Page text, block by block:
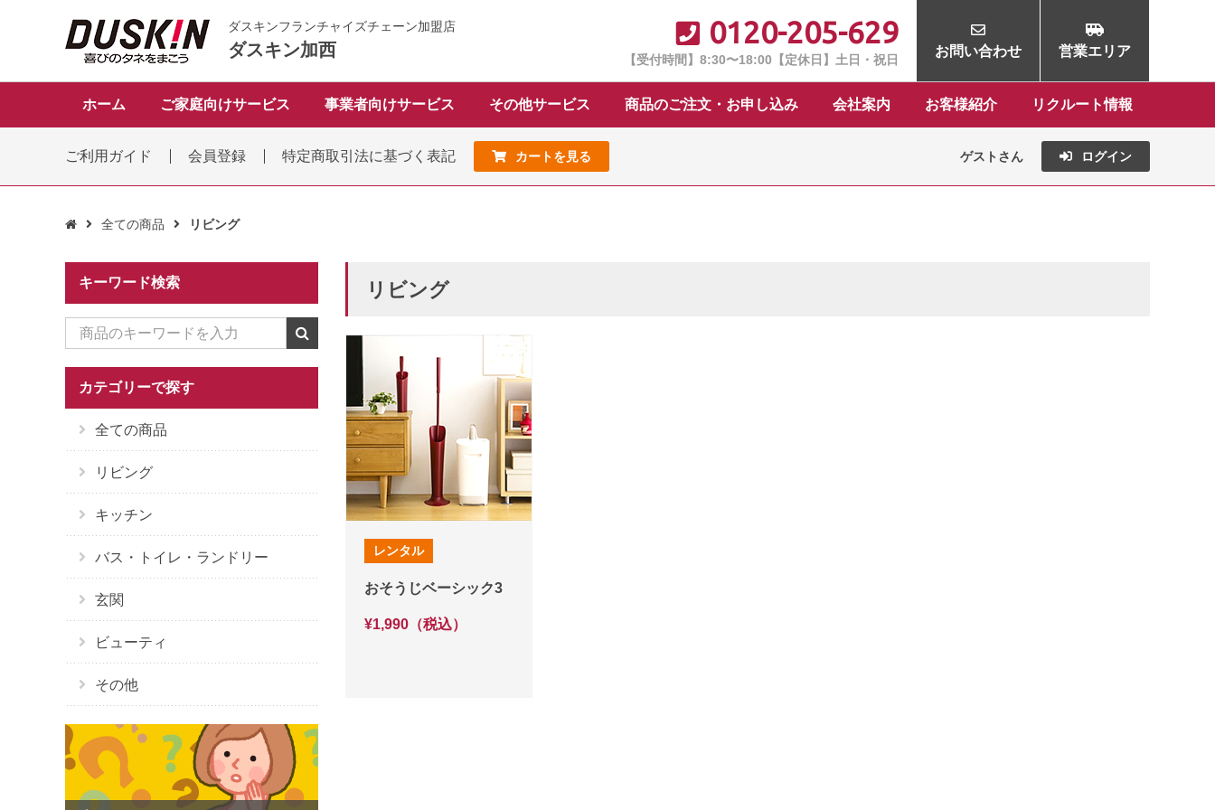
ダスキンフランチャイズチェーン加盟店
ダスキン加西
0120-205-629
【受付時間】8:30〜18:00【定休日】土日・祝日
お問い合わせ 営業エリア
ホーム ご家庭向けサービス 事業者向けサービス その他サービス 商品のご注文・お申し込み 会社案内 お客様紹介 リクルート情報
ご利用ガイド 会員登録 特定商取引法に基づく表記 カートを見る ゲストさん ログイン
 全ての商品 リビング
キーワード検索
カテゴリーで探す
全ての商品
リビング
キッチン
バス・トイレ・ランドリー
玄関
ビューティ
その他
リビング
レンタル
おそうじベーシック3
¥1,990（税込）